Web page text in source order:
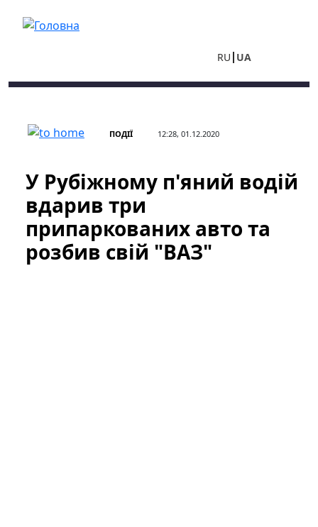
RU UA
ПОДІЇ 12:28, 01.12.2020
У Рубіжному п'яний водій
вдарив три
припаркованих авто та
розбив свій "ВАЗ"